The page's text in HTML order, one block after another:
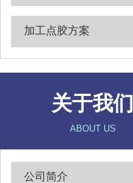
加工点胶方案
关于我们
ABOUT US
公司简介